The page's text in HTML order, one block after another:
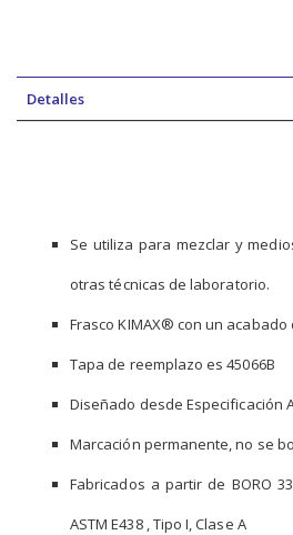
Detalles
Se utiliza para mezclar y
otras técnicas de laboratorio.
Frasco KIMAX® con un acabado
Tapa de reemplazo es 45066B
Diseñado desde Especificación
Marcación permanente, no se
Fabricados a partir de BORO
ASTM E438 , Tipo I, Clase A ​